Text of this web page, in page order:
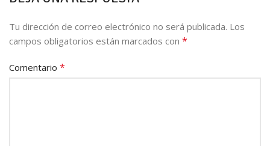
Tu dirección de correo electrónico no será publicada. Los
campos obligatorios están marcados con *
Comentario *